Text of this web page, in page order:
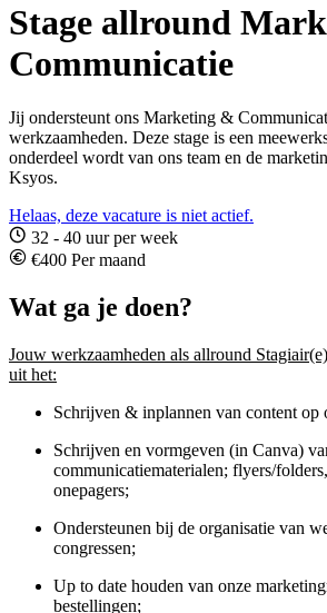
Stage allround
Communicatie
Jij ondersteunt ons Marketing &
werkzaamheden. Deze stage is een
onderdeel wordt van ons team en de
Ksyos.
Helaas, deze vacature is niet actief.
32 - 40 uur per week
€400 Per maand
Wat ga je doen?
Jouw werkzaamheden als allround
uit het:
Schrijven & inplannen van content op
Schrijven en vormgeven (in Canva)
communicatiematerialen; flyers/
onepagers;
Ondersteunen bij de organisatie van
congressen;
Up to date houden van onze
bestellingen;